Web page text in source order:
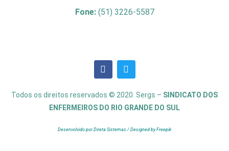
Fone: (51) 3226-5587
Todos os direitos reservados © 2020. Sergs – SINDICATO DOS
ENFERMEIROS DO RIO GRANDE DO SUL
Desenvolvido por Direta Sistemas / Designed by Freepik